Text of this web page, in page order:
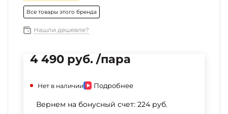
Все товары этого бренда
Нашли дешевле?
4 490 руб. /пара
Нет в наличии Подробнее
Вернем на бонусный счет: 224 руб.